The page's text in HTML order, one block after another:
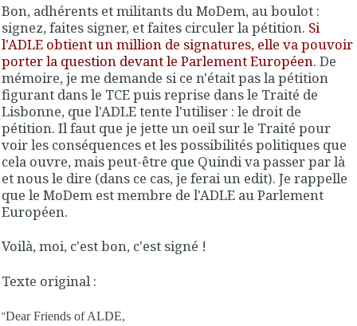
Bon, adhérents et militants du MoDem, au boulot :
signez, faites signer, et faites circuler la pétition. Si
l'ADLE obtient un million de signatures, elle va pouvoir
porter la question devant le Parlement Européen. De
mémoire, je me demande si ce n'était pas la pétition
figurant dans le TCE puis reprise dans le Traité de
Lisbonne, que l'ADLE tente l'utiliser : le droit de
pétition. Il faut que je jette un oeil sur le Traité pour
voir les conséquences et les possibilités politiques que
cela ouvre, mais peut-être que Quindi va passer par là
et nous le dire (dans ce cas, je ferai un edit). Je rappelle
que le MoDem est membre de l'ADLE au Parlement
Européen.
Voilà, moi, c'est bon, c'est signé !
Texte original :
"Dear Friends of ALDE,